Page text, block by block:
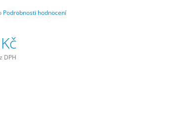
Podrobnosti hodnocení
DPH